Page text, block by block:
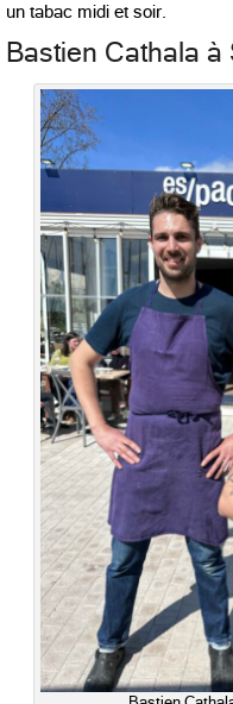
un tabac midi et soir.
Bastien Cathala